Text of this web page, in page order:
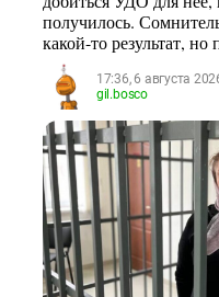
получилось.
какой-то результат,
17:36, 6 августа
gil.bosco